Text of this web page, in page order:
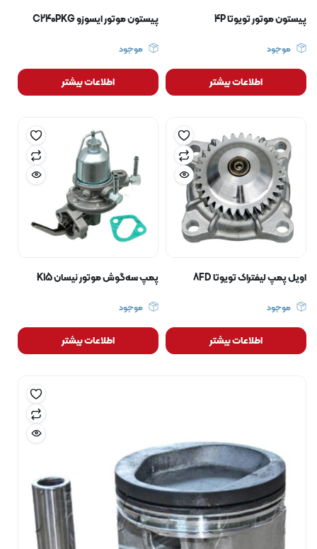
پیستون موتور تویوتا 4P
موجود
اطلاعات بیشتر
پیستون موتور ایسوزو C240PKG
موجود
اطلاعات بیشتر
اویل پمپ لیفتراک تویوتا 8FD
موجود
اطلاعات بیشتر
پمپ سه‌گوش موتور نیسان K15
موجود
اطلاعات بیشتر